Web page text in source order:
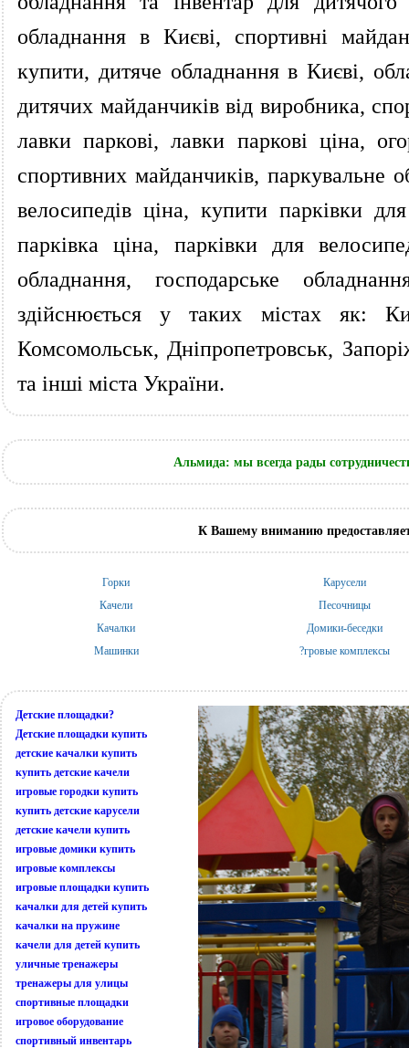
обладнання в Києві, спортивні
купити, дитяче обладнання в Києві,
дитячих майданчиків від виробника,
лавки паркові, лавки паркові ціна,
спортивних майданчиків, паркувальне
велосипедів ціна, купити парківки
парківка ціна, парківки для
обладнання, господарське
здійснюється у таких містах як:
Комсомольськ, Дніпропетровськ,
та інші міста України.
Альмида: мы всегда рады
К Вашему вниманию
Горки
Качели
Качалки
Машинки
Карусели
Песочницы
Домики-беседки
?гровые комплексы
Детские площадки?
Детские площадки купить
детские качалки купить
купить детские качели
игровые городки купить
купить детские карусели
детские качели купить
игровые домики купить
игровые комплексы
игровые площадки купить
качалки для детей купить
качалки на пружине
качели для детей купить
уличные тренажеры
тренажеры для улицы
спортивные площадки
игровое оборудование
спортивный инвентарь